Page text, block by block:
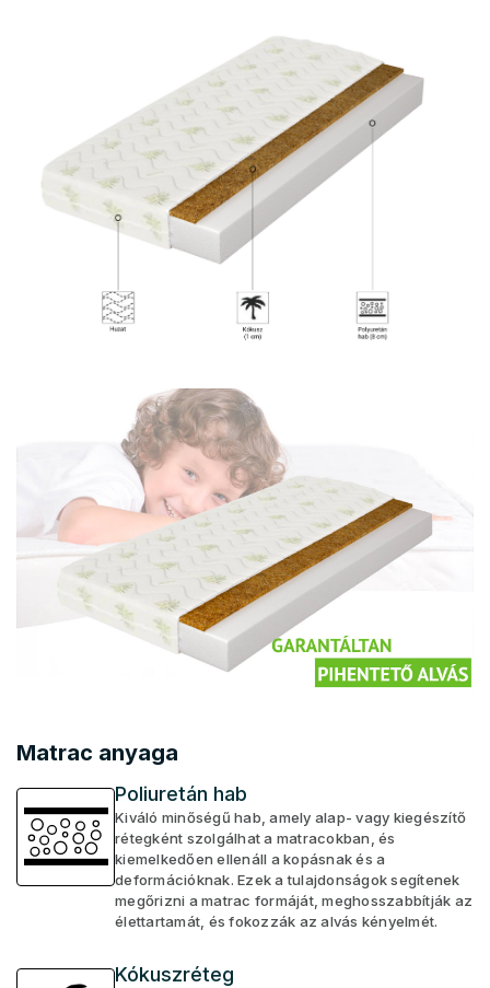
Matrac anyaga
Poliuretán hab
Kiváló minőségű hab, amely alap- vagy kiegészítő
rétegként szolgálhat a matracokban, és
kiemelkedően ellenáll a kopásnak és a
deformációknak. Ezek a tulajdonságok segítenek
megőrizni a matrac formáját, meghosszabbítják az
élettartamát, és fokozzák az alvás kényelmét.
Kókuszréteg